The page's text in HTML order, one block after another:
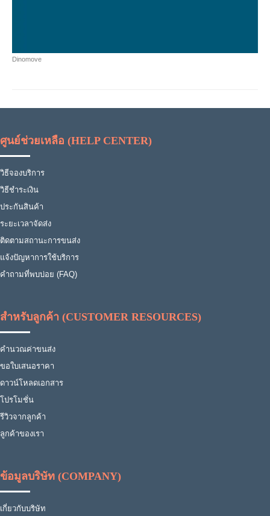
Dinomove
ศูนย์ช่วยเหลือ (HELP CENTER)
วิธีจองบริการ
วิธีชำระเงิน
ประกันสินค้า
ระยะเวลาจัดส่ง
ติดตามสถานะการขนส่ง
แจ้งปัญหาการใช้บริการ
คำถามที่พบบ่อย (FAQ)
สำหรับลูกค้า (CUSTOMER RESOURCES)
คำนวณค่าขนส่ง
ขอใบเสนอราคา
ดาวน์โหลดเอกสาร
โปรโมชั่น
รีวิวจากลูกค้า
ลูกค้าของเรา
ข้อมูลบริษัท (COMPANY)
เกี่ยวกับบริษัท